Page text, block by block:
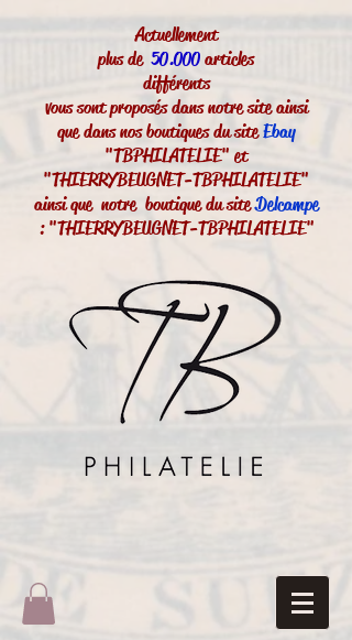
Actuellement
plus de50.000articles
différents
vous sont proposés dans notre site ainsi
que dans nos boutiques du siteEbay
"TBPHILATELIE" et
"THIERRYBEUGNET-TBPHILATELIE"
ainsi que notre boutique du siteDelcampe
: "THIERRYBEUGNET-TBPHILATELIE"